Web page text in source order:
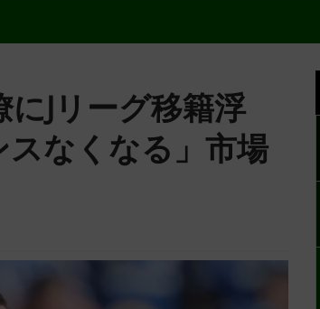
Jリーグ移籍浮
なくなる」市場